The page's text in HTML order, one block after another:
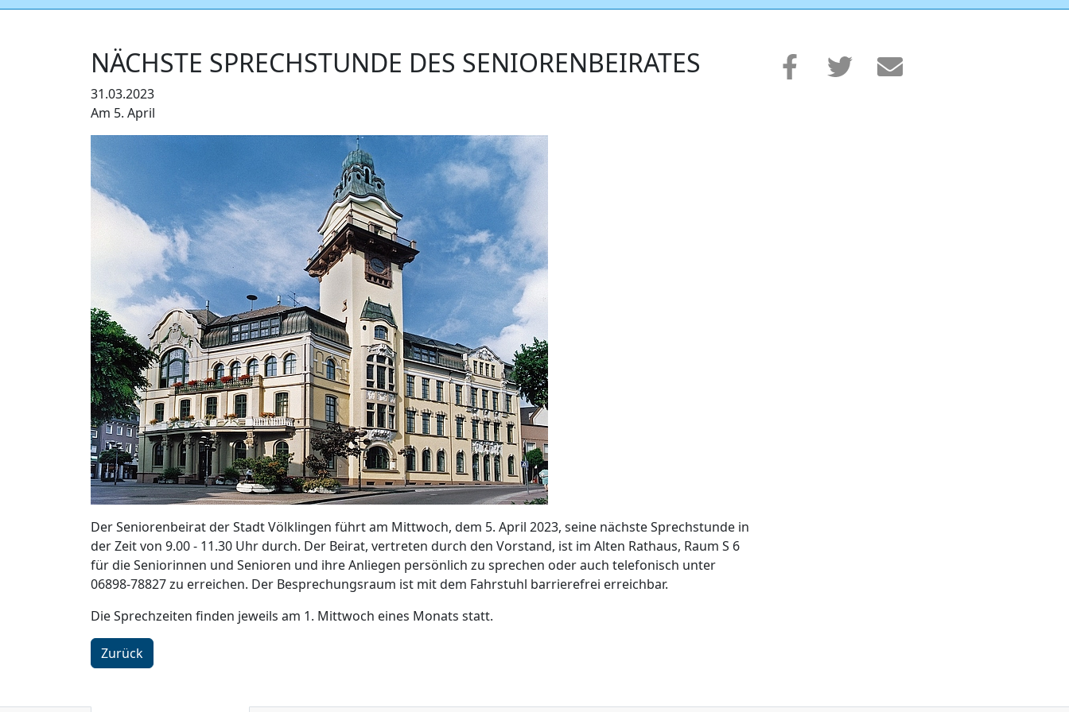
NÄCHSTE SPRECHSTUNDE DES SENIORENBEIRATES
31.03.2023
Am 5. April
Der Seniorenbeirat der Stadt Völklingen führt am Mittwoch, dem 5. April 2023, seine nächste Sprechstunde in
der Zeit von 9.00 - 11.30 Uhr durch. Der Beirat, vertreten durch den Vorstand, ist im Alten Rathaus, Raum S 6
für die Seniorinnen und Senioren und ihre Anliegen persönlich zu sprechen oder auch telefonisch unter
06898-78827 zu erreichen. Der Besprechungsraum ist mit dem Fahrstuhl barrierefrei erreichbar.
Die Sprechzeiten finden jeweils am 1. Mittwoch eines Monats statt.
Zurück